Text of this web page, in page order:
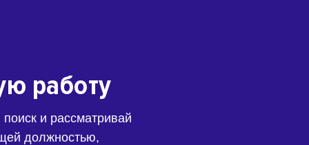
работу
и рассматривай
должностью,